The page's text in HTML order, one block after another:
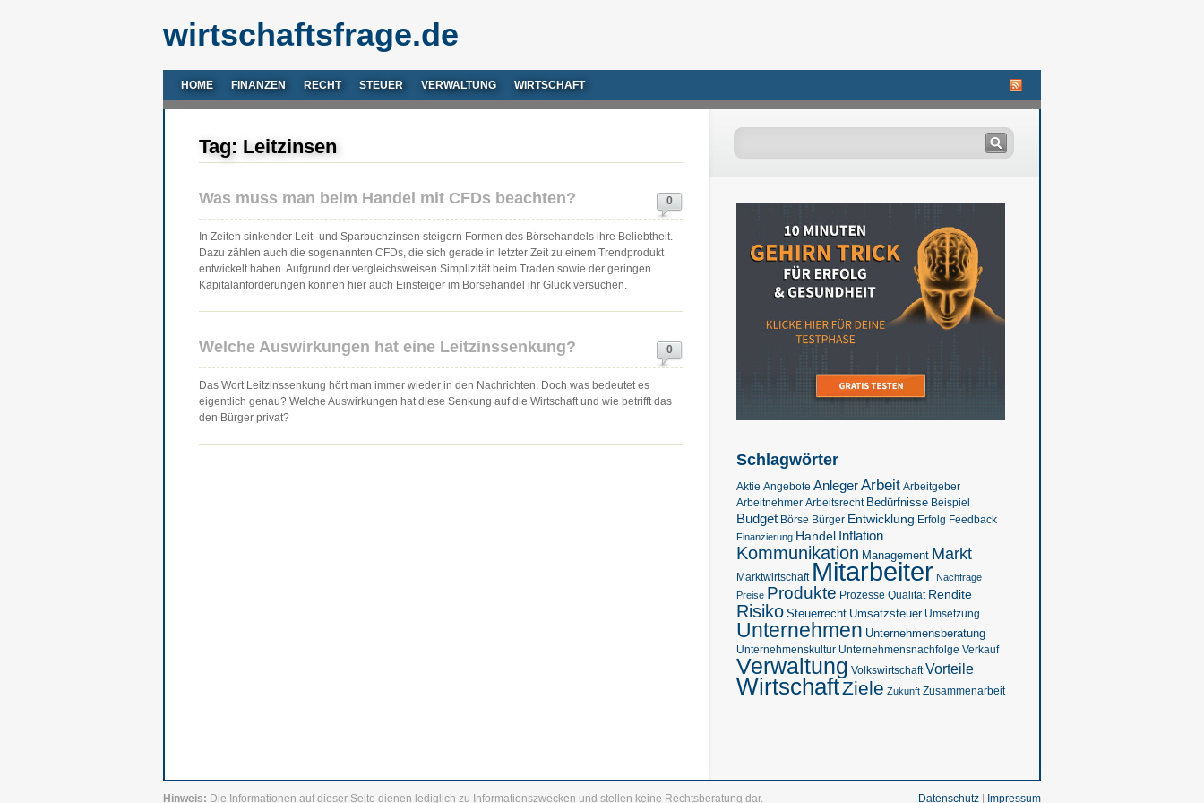
wirtschaftsfrage.de
HOME FINANZEN RECHT STEUER VERWALTUNG WIRTSCHAFT
Tag: Leitzinsen
0
Was muss man beim Handel mit CFDs beachten?
In Zeiten sinkender Leit- und Sparbuchzinsen steigern Formen des Börsehandels ihre Beliebtheit.
Dazu zählen auch die sogenannten CFDs, die sich gerade in letzter Zeit zu einem Trendprodukt
entwickelt haben. Aufgrund der vergleichsweisen Simplizität beim Traden sowie der geringen
Kapitalanforderungen können hier auch Einsteiger im Börsehandel ihr Glück versuchen.
0
Welche Auswirkungen hat eine Leitzinssenkung?
Das Wort Leitzinssenkung hört man immer wieder in den Nachrichten. Doch was bedeutet es
eigentlich genau? Welche Auswirkungen hat diese Senkung auf die Wirtschaft und wie betrifft das
den Bürger privat?
Schlagwörter
Aktie Angebote AnlegerArbeit Arbeitgeber
Arbeitnehmer Arbeitsrecht Bedürfnisse Beispiel
Budget Börse Bürger Entwicklung Erfolg Feedback
Finanzierung Handel Inflation
Kommunikation Management Markt
Marktwirtschaft Mitarbeiter Nachfrage
Preise Produkte Prozesse Qualität Rendite
Risiko Steuerrecht Umsatzsteuer Umsetzung
Unternehmen Unternehmensberatung
Unternehmenskultur Unternehmensnachfolge Verkauf
Verwaltung Volkswirtschaft Vorteile
WirtschaftZiele Zukunft Zusammenarbeit
Hinweis: Die Informationen auf dieser Seite dienen lediglich zu Informationszwecken und stellen keine Rechtsberatung dar. Datenschutz | Impressum